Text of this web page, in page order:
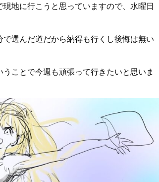
地に行こうと思っていますので、水曜日
選んだ道だから納得も行くし後悔は無い
ことで今週も頑張って行きたいと思いま